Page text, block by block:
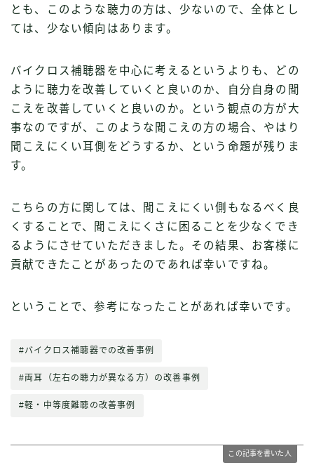
とも、このような聴力の方は、少ないので、全体とし
ては、少ない傾向はあります。
バイクロス補聴器を中心に考えるというよりも、どの
ように聴力を改善していくと良いのか、自分自身の聞
こえを改善していくと良いのか。という観点の方が大
事なのですが、このような聞こえの方の場合、やはり
聞こえにくい耳側をどうするか、という命題が残りま
す。
こちらの方に関しては、聞こえにくい側もなるべく良
くすることで、聞こえにくさに困ることを少なくでき
るようにさせていただきました。その結果、お客様に
貢献できたことがあったのであれば幸いですね。
ということで、参考になったことがあれば幸いです。
#バイクロス補聴器での改善事例
#両耳（左右の聴力が異なる方）の改善事例
#軽・中等度難聴の改善事例
この記事を書いた人